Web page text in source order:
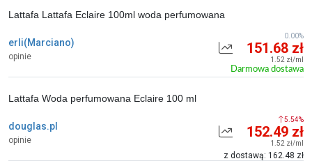
erli(Marciano)
opinie
Lattafa Lattafa Eclaire 100ml woda perfumowana
151.68 zł
1.52 zł/ml
Darmowa dostawa
0.00%
douglas.pl
opinie
Lattafa Woda perfumowana Eclaire 100 ml
152.49 zł
1.52 zł/ml
z dostawą: 162.48 zł
5.54%